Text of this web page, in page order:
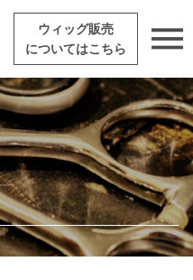
ウィッグ販売
についてはこちら